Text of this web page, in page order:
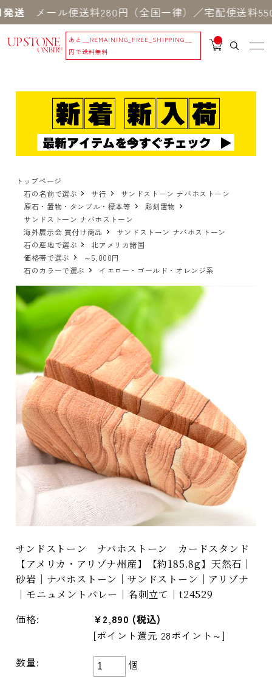
ール便送料280円（全国一律）／宅配便送料550円
あと
__REMAINING_FREE_SHIPPING__
円で送料無料
__
IT
_
トップページ
石の名前で選ぶ
サ行
サンドストーン ナバホストーン
原石・置物・タンブル・標本等
彫刻置物
サンドストーン ナバホストーン
海外展示会 買付け商品
サンドストーン ナバホストーン
石の産地で選ぶ
北アメリカ諸国
価格帯で選ぶ
～5,000円
石のカラーで選ぶ
イエロー・ゴールド・オレンジ系
サンドストーン ナバホストーン カードスタンド
【アメリカ・アリゾナ州産】【約185.8g】天然石｜
砂岩｜ナバホストーン｜サンドストーン｜アリゾナ
｜モニュメントバレー｜名刺立て｜t24529
価格: ¥2,890 (税込)
[ポイント還元 28ポイント～]
数量:
個